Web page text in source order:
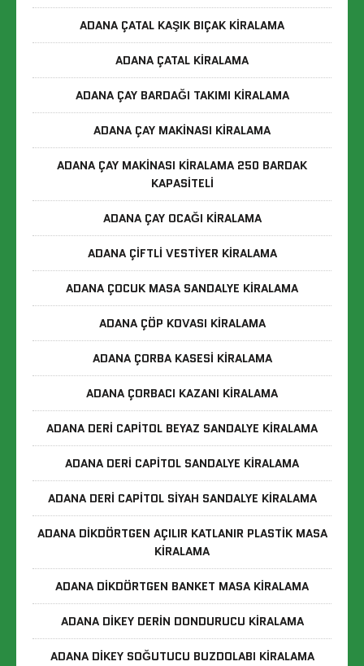
ADANA ÇATAL KAŞIK BIÇAK KIRALAMA
ADANA ÇATAL KIRALAMA
ADANA ÇAY BARDAĞI TAKIMI KIRALAMA
ADANA ÇAY MAKINASI KIRALAMA
ADANA ÇAY MAKINASI KIRALAMA 250 BARDAK
KAPASITELI
ADANA ÇAY OCAĞI KIRALAMA
ADANA ÇIFTLI VESTIYER KIRALAMA
ADANA ÇOCUK MASA SANDALYE KIRALAMA
ADANA ÇÖP KOVASI KIRALAMA
ADANA ÇORBA KASESI KIRALAMA
ADANA ÇORBACI KAZANI KIRALAMA
ADANA DERI CAPITOL BEYAZ SANDALYE KIRALAMA
ADANA DERI CAPITOL SANDALYE KIRALAMA
ADANA DERI CAPITOL SIYAH SANDALYE KIRALAMA
ADANA DIKDÖRTGEN AÇILIR KATLANIR PLASTIK MASA
KIRALAMA
ADANA DIKDÖRTGEN BANKET MASA KIRALAMA
ADANA DIKEY DERIN DONDURUCU KIRALAMA
ADANA DIKEY SOĞUTUCU BUZDOLABI KIRALAMA